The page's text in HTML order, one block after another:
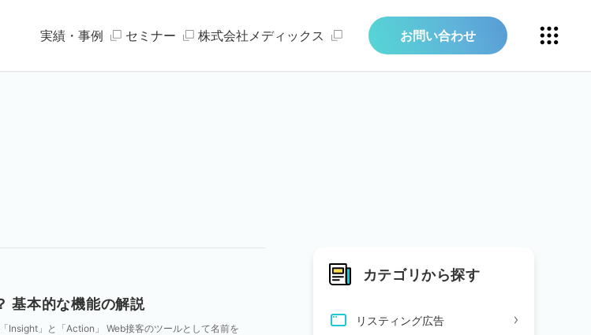
実績・事例 セミナー 株式会社メディックス お問い合わせ
基本的な機能の解説
Insight」と「Action」 Web接客のツールとして名前を
カテゴリから探す
リスティング広告